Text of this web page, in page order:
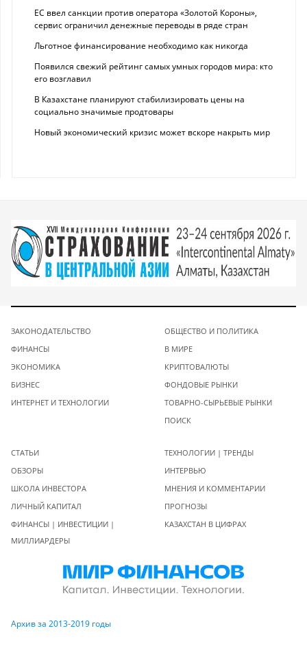
ЕС ввел санкции против оператора «Золотой Короны»,
сервис ограничил денежные переводы в ряде стран
Льготное финансирование необходимо как никогда
Появился свежий рейтинг самых умных городов мира: кто
его возглавил
В Казахстане планируют стабилизировать цены на
социально значимые продтовары
Новый экономический кризис может вскоре накрыть мир
ЗАКОНОДАТЕЛЬСТВО
ФИНАНСЫ
ЭКОНОМИКА
БИЗНЕС
ИНТЕРНЕТ И ТЕХНОЛОГИИ
ОБЩЕСТВО И ПОЛИТИКА
В МИРЕ
КРИПТОВАЛЮТЫ
ФОНДОВЫЕ РЫНКИ
ТОВАРНО-СЫРЬЕВЫЕ РЫНКИ
ПОИСК
СТАТЬИ
ОБЗОРЫ
ШКОЛА ИНВЕСТОРА
ЛИЧНЫЙ КАПИТАЛ
ФИНАНСЫ | ИНВЕСТИЦИИ |
МИЛЛИАРДЕРЫ
ТЕХНОЛОГИИ | ТРЕНДЫ
ИНТЕРВЬЮ
МНЕНИЯ И КОММЕНТАРИИ
ПРОГНОЗЫ
КАЗАХСТАН В ЦИФРАХ
Архив за 2013-2019 годы